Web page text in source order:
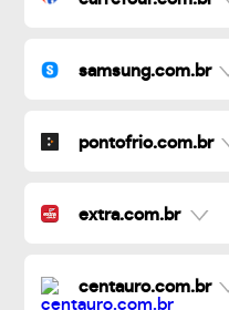
samsung.com.br
pontofrio.com.br
extra.com.br
centauro.com.br